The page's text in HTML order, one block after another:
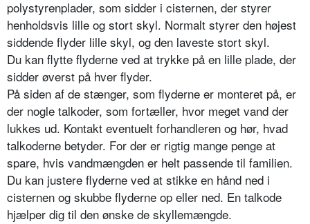
polystyrenplader, som sidder i cisternen, der styrer
henholdsvis lille og stort skyl. Normalt styrer den højest
siddende flyder lille skyl, og den laveste stort skyl.
Du kan flytte flyderne ved at trykke på en lille plade, der
sidder øverst på hver flyder.
På siden af de stænger, som flyderne er monteret på, er
der nogle talkoder, som fortæller, hvor meget vand der
lukkes ud. Kontakt eventuelt forhandleren og hør, hvad
talkoderne betyder. For der er rigtig mange penge at
spare, hvis vandmængden er helt passende til familien.
Du kan justere flyderne ved at stikke en hånd ned i
cisternen og skubbe flyderne op eller ned. En talkode
hjælper dig til den ønske de skyllemængde.